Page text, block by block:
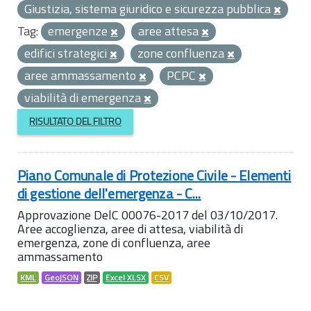
Giustizia, sistema giuridico e sicurezza pubblica
Tag: emergenze
aree attesa
edifici strategici
zone confluenza
aree ammassamento
PCPC
viabilità di emergenza
RISULTATO DEL FILTRO
Piano Comunale di Protezione Civile - Elementi
di gestione dell'emergenza - C...
Approvazione DelC 00076-2017 del 03/10/2017.
Aree accoglienza, aree di attesa, viabilità di
emergenza, zone di confluenza, aree
ammassamento
KML GeoJSON ZIP Excel XLSX CSV